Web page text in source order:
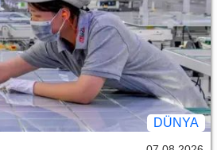
DÜNYA